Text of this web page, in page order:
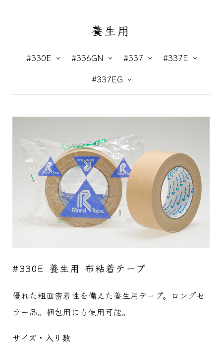
養生用
#330E #336GN #337
#337E
#337EG
#330E 養生用 布粘着テープ
優れた粗面密着性を備えた養生用テープ。ロングセ
ラー品。梱包用にも使用可能。
サイズ・入り数